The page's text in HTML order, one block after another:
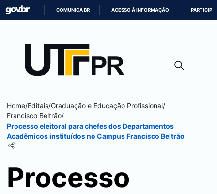
CONTEÚDO
COMUNICA BR ACESSO À INFORMAÇÃO PARTICIPE
Home/Editais/Graduação e Educação Profissional/
Francisco Beltrão/
Processo eleitoral para chefes dos Departamentos
Acadêmicos instituídos no CampusFrancisco Beltrão
Processo